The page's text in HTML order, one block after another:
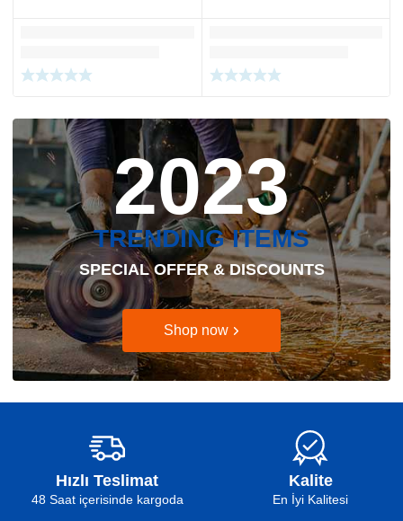
2023
TRENDING ITEMS
SPECIAL OFFER & DISCOUNTS
Shop now
Hızlı Teslimat
48 Saat içerisinde kargoda
Kalite
En İyi Kalitesi